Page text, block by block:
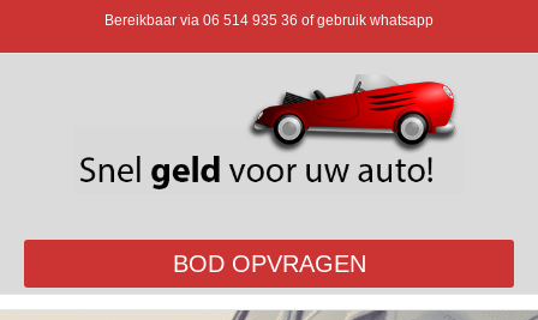
Bereikbaar via 06 514 935 36 of gebruik whatsapp
BOD OPVRAGEN